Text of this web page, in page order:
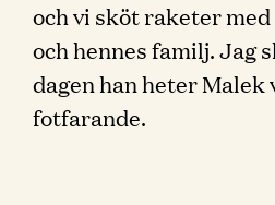
och vi sköt raketer
och hennes familj. Jag
dagen han heter Malek
fotfarande.